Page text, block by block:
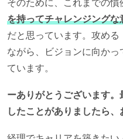
そのために、これまでの慣
を持ってチャレンジング
だと思っています。攻め
ながら、ビジョンに向か
ています。
ーありがとうございます
したことがありましたら、